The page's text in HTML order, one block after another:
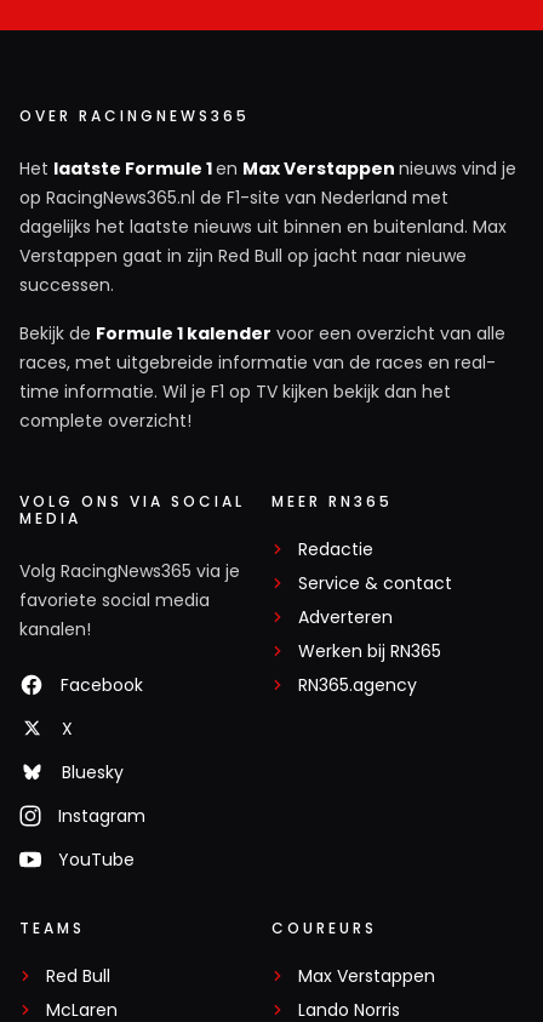
OVER RACINGNEWS365
Het laatste Formule 1en Max Verstappen nieuws vind je
op RacingNews365.nl de F1-site van Nederland met
dagelijks het laatste nieuws uit binnen en buitenland. Max
Verstappen gaat in zijn Red Bull op jacht naar nieuwe
successen.
Bekijk de Formule 1 kalender voor een overzicht van alle
races, met uitgebreide informatie van de races en real-
time informatie. Wil je F1 op TV kijken bekijk dan het
complete overzicht!
VOLG ONS VIA SOCIAL
MEDIA
Volg RacingNews365 via je
favoriete social media
kanalen!
Facebook
X
Bluesky
Instagram
YouTube
MEER RN365
Redactie
Service & contact
Adverteren
Werken bij RN365
RN365.agency
TEAMS
Red Bull
McLaren
COUREURS
Max Verstappen
Lando Norris